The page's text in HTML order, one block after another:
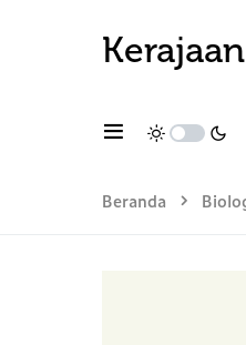
Beranda